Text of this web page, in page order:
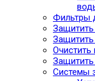
Фильтры
Очистить
Защитить
Системы